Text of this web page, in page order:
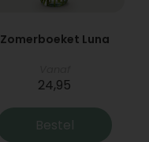
Zomerboeket Luna
24,95
Bestel